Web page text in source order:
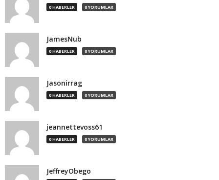
0 HABERLER 0 YORUMLAR
JamesNub
0 HABERLER 0 YORUMLAR
Jasonirrag
0 HABERLER 0 YORUMLAR
jeannettevoss61
0 HABERLER 0 YORUMLAR
JeffreyObego